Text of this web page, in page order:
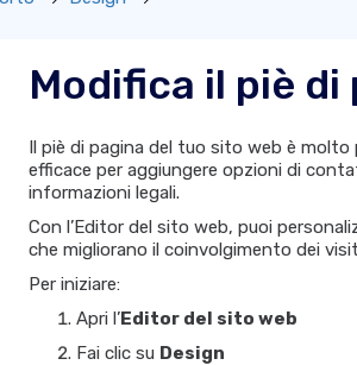
Modifica il piè di
Il piè di pagina del tuo sito web è molto
efficace per aggiungere opzioni di
informazioni legali.
Con l’Editor del sito web, puoi
che migliorano il coinvolgimento dei
Per iniziare:
Apri l’Editor del sito web
Fai clic su Design